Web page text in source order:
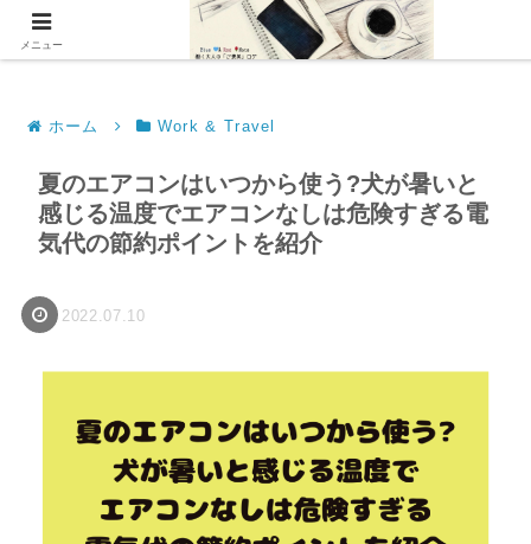
アフィリエイト広告を利用しています
ホーム Work & Travel
夏のエアコンはいつから使う?犬が暑いと
感じる温度でエアコンなしは危険すぎる電
気代の節約ポイントを紹介
2022.07.10
メニュー